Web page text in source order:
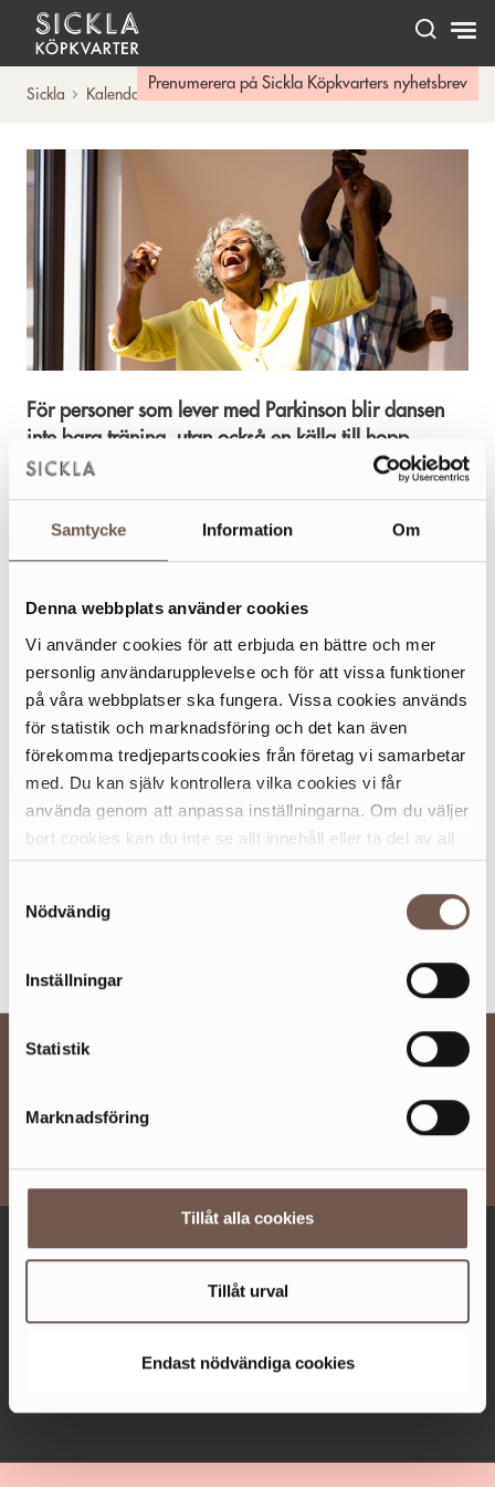
Samtycke Information Om
Denna webbplats använder cookies
Vi använder cookies för att erbjuda en bättre och mer
personlig användarupplevelse och för att vissa funktioner
på våra webbplatser ska fungera. Vissa cookies används
för statistik och marknadsföring och det kan även
förekomma tredjepartscookies från företag vi samarbetar
med. Du kan själv kontrollera vilka cookies vi får
använda genom att anpassa inställningarna. Om du väljer
bort cookies kan du inte se allt innehåll eller ta del av all
Nödvändig
Inställningar
Statistik
Marknadsföring
Tillåt alla cookies
Tillåt urval
Endast nödvändiga cookies
Hem
Prenumerera på Sickla Köpkvarters nyhetsbrev
Sickla Kalendarium Dans för Parkinson
För personer som lever med Parkinson blir dansen
inte bara träning, utan också en källa till hopp,
glädje och en känsla av frihet från begränsningar.
Kursen erbjuder en trygg och stödjande miljö där varje
eller sittande, på egen nivå) följt av 30 minuters fika och
Start: 3 november 2025
Tid: Måndagar kl. 11.00–12.30
Kurstillfällen: 3/11, 10/11, 17/11, 24/11, 1/12 och
8/12
Plats: Sveas salong, Dieselverkstaden, Sickla
Varmt välkommen att prova gratis första tillfället!
BESÖKSINFO
ÖPPET IDAG 10-20
Facebook
Instagram